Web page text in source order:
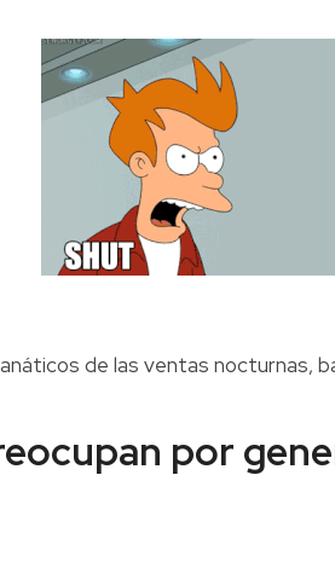
de las ventas nocturnas,
por